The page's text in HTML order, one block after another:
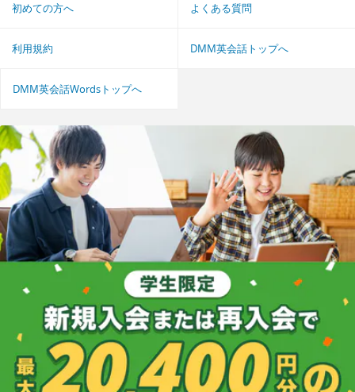
初めての方へ よくある質問
利用規約 DMM英会話トップへ
DMM英会話Wordsトップへ